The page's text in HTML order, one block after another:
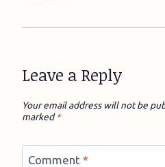
Leave a Reply
Your email address will not be
marked*
Comment *